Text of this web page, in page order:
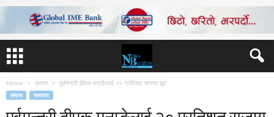
Home समाज पूर्वमन्त्री दीपक मनाङेलाई २० प्रतिशत सजाय छुट
समाज समाचार